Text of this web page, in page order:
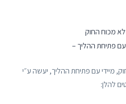
מכוח החוק
עם פתיחת ההליך –
מיידי עם פתיחת ההליך, יעשה ע״י
להלן: